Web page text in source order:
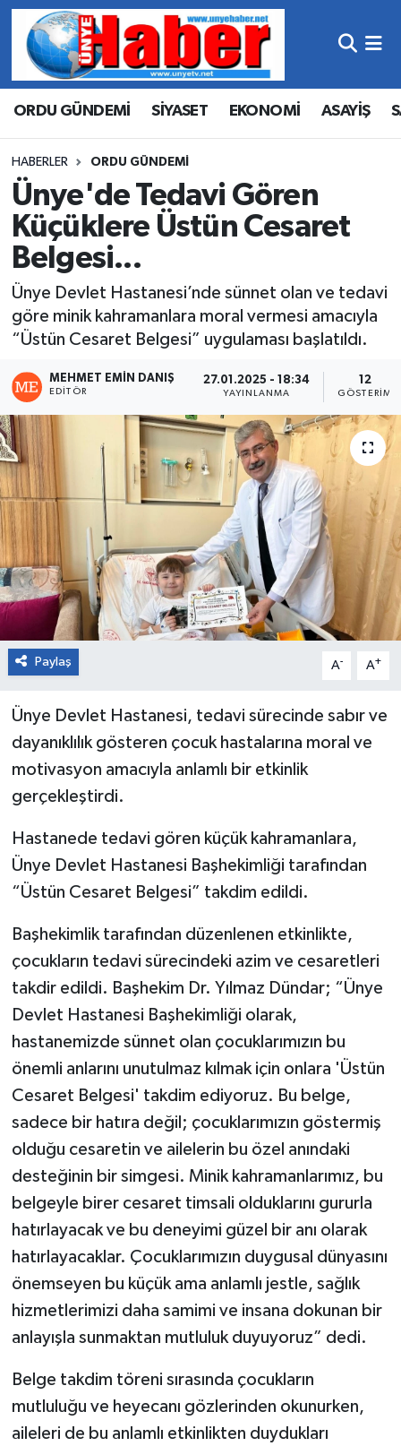
ORDU GÜNDEMİ SİYASET EKONOMİ ASAYİŞ
HABERLER ORDU GÜNDEMİ
Ünye'de Tedavi Gören
Küçüklere Üstün Cesaret
Belgesi...
Ünye Devlet Hastanesi’nde sünnet olan ve tedavi
göre minik kahramanlara moral vermesi amacıyla
“Üstün Cesaret Belgesi” uygulaması başlatıldı.
MEHMET EMIN DANIŞ
EDITÖR
27.01.2025 - 18:34
YAYINLANMA
12
GÖSTERIM
Paylaş A- A+
Ünye Devlet Hastanesi, tedavi sürecinde sabır ve
dayanıklılık gösteren çocuk hastalarına moral ve
motivasyon amacıyla anlamlı bir etkinlik
gerçekleştirdi.
Hastanede tedavi gören küçük kahramanlara,
Ünye Devlet Hastanesi Başhekimliği tarafından
“Üstün Cesaret Belgesi” takdim edildi.
Başhekimlik tarafından düzenlenen etkinlikte,
çocukların tedavi sürecindeki azim ve cesaretleri
takdir edildi. Başhekim Dr. Yılmaz Dündar; “Ünye
Devlet Hastanesi Başhekimliği olarak,
hastanemizde sünnet olan çocuklarımızın bu
önemli anlarını unutulmaz kılmak için onlara 'Üstün
Cesaret Belgesi' takdim ediyoruz. Bu belge,
sadece bir hatıra değil; çocuklarımızın göstermiş
olduğu cesaretin ve ailelerin bu özel anındaki
desteğinin bir simgesi. Minik kahramanlarımız, bu
belgeyle birer cesaret timsali olduklarını gururla
hatırlayacak ve bu deneyimi güzel bir anı olarak
hatırlayacaklar. Çocuklarımızın duygusal dünyasını
önemseyen bu küçük ama anlamlı jestle, sağlık
hizmetlerimizi daha samimi ve insana dokunan bir
anlayışla sunmaktan mutluluk duyuyoruz” dedi.
Belge takdim töreni sırasında çocukların
mutluluğu ve heyecanı gözlerinden okunurken,
aileleri de bu anlamlı etkinlikten duydukları
Hava Durumu
Trafik Durumu
Süper Lig Puan Durumu ve Fikstür
Tüm Manşetler
Son Dakika Haberleri
Haber Arşivi